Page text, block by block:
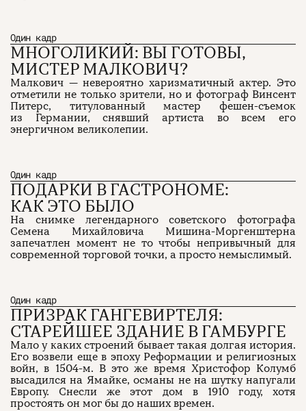
Один кадр
МНОГОЛИКИЙ: ВЫ ГОТОВЫ,
МИСТЕР МАЛКОВИЧ?
Малкович — невероятно харизматичный актер. Это
отметили не только зрители, но и фотограф Винсент
Питерс, титулованный мастер фешен-съемок
из Германии, снявший артиста во всем его
энергичном великолепии.
Один кадр
ПОДАРКИ В ГАСТРОНОМЕ:
КАК ЭТО БЫЛО
На снимке легендарного советского фотографа
Семена Михайловича Мишина-Моргенштерна
запечатлен момент не то чтобы непривычный для
современной торговой точки, а просто немыслимый.
Один кадр
ПРИЗРАК ГАНГЕВИРТЕЛЯ:
СТАРЕЙШЕЕ ЗДАНИЕ В ГАМБУРГЕ
Мало у каких строений бывает такая долгая история.
Его возвели еще в эпоху Реформации и религиозных
войн, в 1504-м. В это же время Христофор Колумб
высадился на Ямайке, османы не на шутку напугали
Европу. Снесли же этот дом в 1910 году, хотя
простоять он мог бы до наших времен.